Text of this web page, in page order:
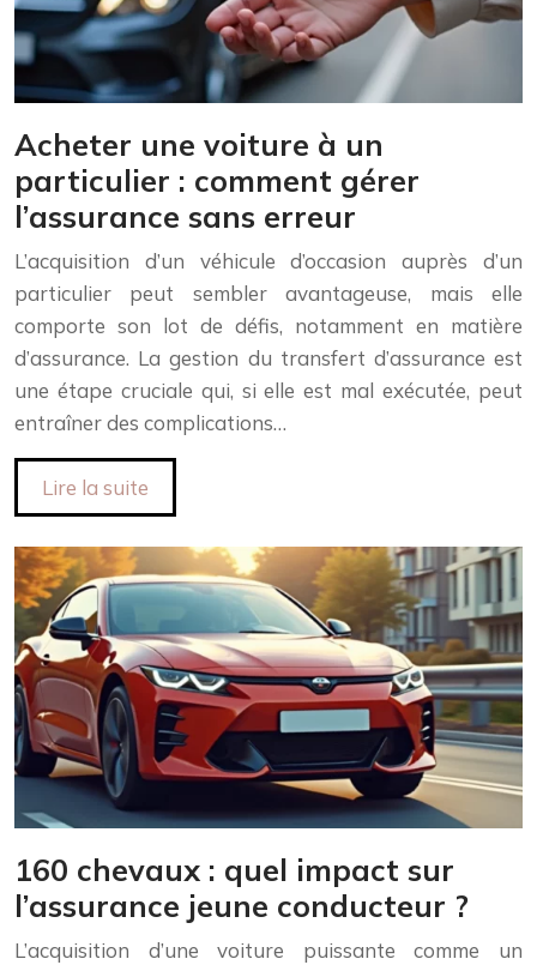
Acheter une voiture à un
particulier : comment gérer
l’assurance sans erreur
L’acquisition d’un véhicule d’occasion auprès d’un
particulier peut sembler avantageuse, mais elle
comporte son lot de défis, notamment en matière
d’assurance. La gestion du transfert d’assurance est
une étape cruciale qui, si elle est mal exécutée, peut
entraîner des complications…
Lire la suite
160 chevaux : quel impact sur
l’assurance jeune conducteur ?
L’acquisition d’une voiture puissante comme un